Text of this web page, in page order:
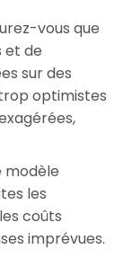
vous que
et de
sur des
optimistes
les
coûts
imprévues.